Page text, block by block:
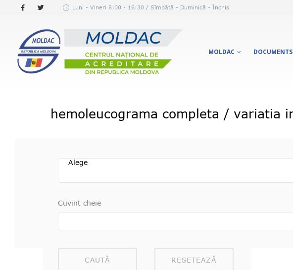
Luni - Vineri 8:00 - 16:30 / Sîmbătă - Duminică - Închis
MOLDAC DOCUMENTS
hemoleucograma completa / variatia
Alege
Cuvint cheie
CAUTĂ RESETEAZĂ